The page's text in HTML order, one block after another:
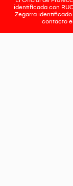
identificada con
Zegarra identificado
contacto